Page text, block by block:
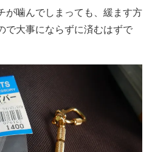
が噛んでしまっても、緩ます方
で大事にならずに済むはずで